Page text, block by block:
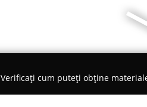
Verificați cum puteți obține